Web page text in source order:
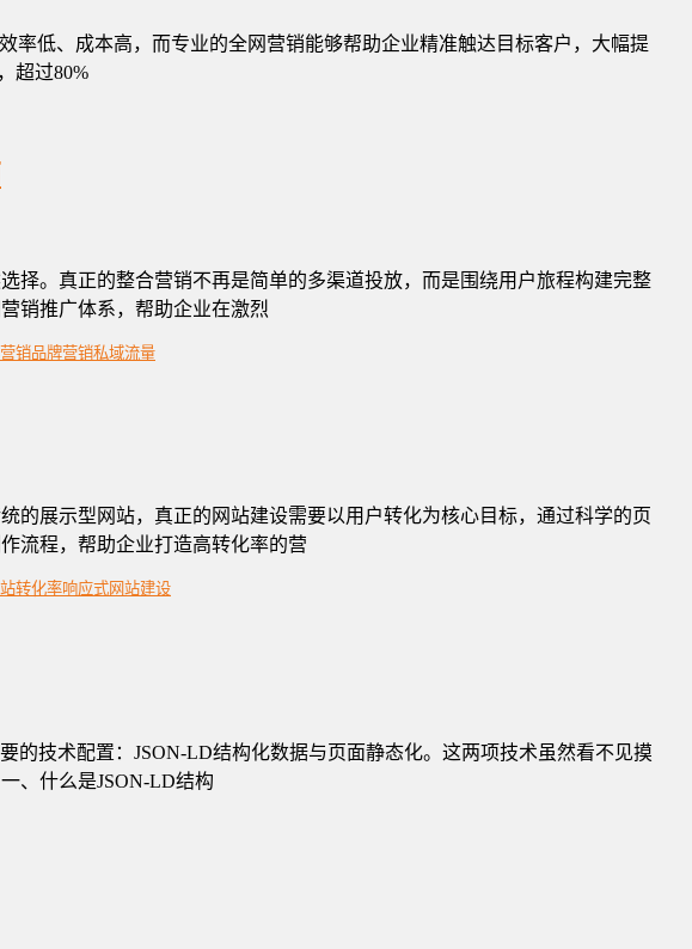
低、成本高，而专业的全网营销能够帮助企业精准触达目标客户，大幅提
超过80%
择。真正的整合营销不再是简单的多渠道投放，而是围绕用户旅程构建完整
销推广体系，帮助企业在激烈
销品牌营销私域流量
的展示型网站，真正的网站建设需要以用户转化为核心目标，通过科学的页
流程，帮助企业打造高转化率的营
转化率响应式网站建设
技术配置：JSON-LD结构化数据与页面静态化。这两项技术虽然看不见摸
、什么是JSON-LD结构